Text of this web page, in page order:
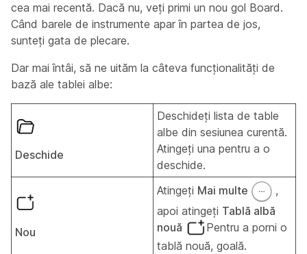
cea mai recentă. Dacă nu, veți primi un nou gol Board.
Când barele de instrumente apar în partea de jos,
sunteți gata de plecare.
Dar mai întâi, să ne uităm la câteva funcționalități de
bază ale tablei albe:
Deschide
Deschideți lista de table
albe din sesiunea curentă.
Atingeți una pentru a o
deschide.
Nou
Atingeți Mai multe
,
apoi atingeți Tablă albă
nouă
Pentru a porni o
tablă nouă, goală.